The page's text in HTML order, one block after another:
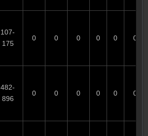
107-
175
0 0 0 0 0 0
482-
896
0 0 0 0 0 0